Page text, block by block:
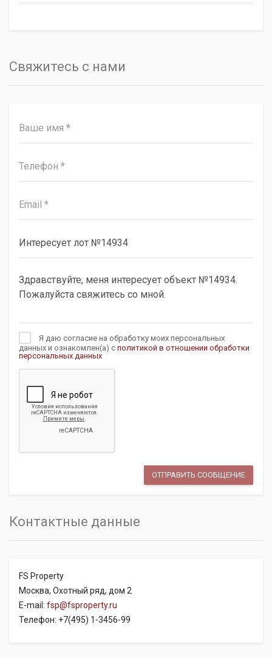
Свяжитесь с нами
Я даю согласие на обработку моих персональных
данных и ознакомлен(а) с политикой в отношении обработки
персональных данных
Контактные данные
FS Property
Москва, Охотный ряд, дом 2
E-mail: fsp@fsproperty.ru
Телефон: +7(495) 1-3456-99